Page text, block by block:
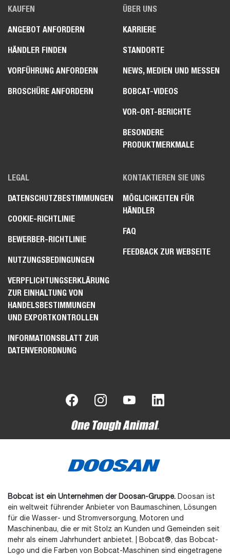
KAUFEN
ANGEBOT ANFORDERN
HÄNDLER FINDEN
VORFÜHRUNG ANFORDERN
BROSCHÜRE ANFORDERN
ÜBER UNS
KARRIERE
STANDORTE
NEWS, MEDIEN UND MESSEN
BOBCAT-VIDEOS
VOR-ORT-BERICHTE
BESONDERE
PRODUKTMERKMALE
LEGAL
DATENSCHUTZBESTIMMUNGEN
COOKIE-RICHTLINIE
BEWERBER-RICHTLINIE
NUTZUNGSBEDINGUNGEN
VERPFLICHTUNGSERKLÄRUNG
ZUR EINHALTUNG VON
HANDELSBESTIMMUNGEN
UND EXPORTKONTROLLEN
INFORMATIONSBLATT ZUR
DATENVERORDNUNG
KONTAKTIEREN SIE UNS
MÖGLICHKEITEN FÜR
HÄNDLER
FAQ
FEEDBACK ZUR WEBSEITE
Bobcat ist ein Unternehmen der Doosan-Gruppe. Doosan ist
ein weltweit führender Anbieter von Baumaschinen, Lösungen
für die Wasser- und Stromversorgung, Motoren und
Maschinenbau, die er mit Stolz an Kunden und Gemeinden seit
mehr als einem Jahrhundert anbietet. | Bobcat®, das Bobcat-
Logo und die Farben von Bobcat-Maschinen sind eingetragene